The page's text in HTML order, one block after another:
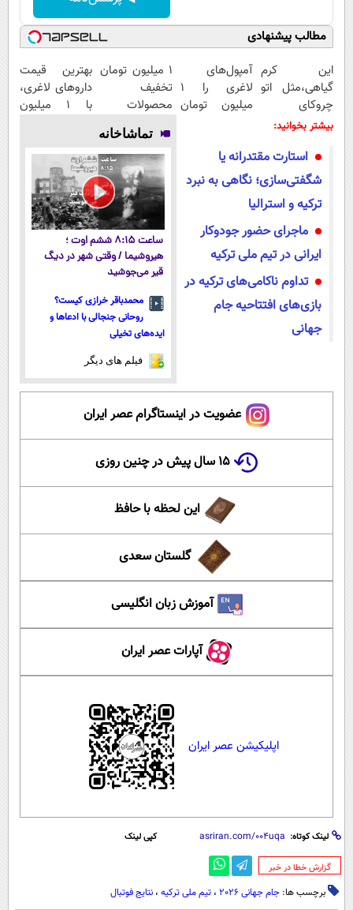
مطالب پیشنهادی
این کرم
گیاهی،مثل اتو
چروکای
پوستتوصاف
آمپول‌های
لاغری را ۱
میلیون تومان
۱ میلیون تومان
تخفیف
محصولات
لاغری؛ یک قدم
نزدیک‌تر به
شروع کاهش
وزن
بهترین قیمت
داروهای لاغری،
با ۱ میلیون
بیشتر بخوانید:
استارت مقتدرانه یا
شگفتی‌سازی؛ نگاهی به نبرد
ترکیه و استرالیا
ماجرای حضور جودوکار
ایرانی در تیم ملی ترکیه
تداوم ناکامی‌های ترکیه در
بازی‌های افتتاحیه جام
جهانی
تماشاخانه
ساعت ۸:۱۵ ششم اوت ؛
هیروشیما / وقتی شهر در دیگ
قیر می‌جوشید
محمدباقر خرازی کیست؟
روحانی جنجالی با ادعاها و
ایده‌های تخیلی
فیلم های دیگر
عضویت در اینستاگرام عصر ایران
۱۵ سال پیش در چنین روزی
این لحظه با حافظ
گلستان سعدی
آموزش زبان انگلیسی
آپارات عصر ایران
اپلیکیشن عصر ایران
لینک کوتاه: کپی لینک
‌گزارش خطا در خبر
برچسب ها: جام جهانی 2026 ، تیم ملی ترکیه ، نتایج فوتبال